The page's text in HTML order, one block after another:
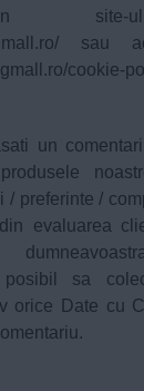
site-
sau
cookie-
un
/ preferinte /
evaluarea
sa
orice Date cu